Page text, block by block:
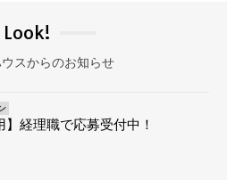
Look!
スからのお知らせ
】経理職で応募受付中！